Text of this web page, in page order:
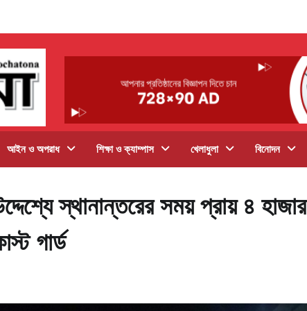
আইন ও অপরাধ শিক্ষা ও ক্যাম্পাস খেলাধুলা বিনোদন
স্থানান্তরের সময় প্রায় ৪ হাজার
গার্ড